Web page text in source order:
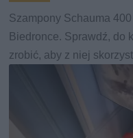
Szampony Schauma
Biedronce. Sprawdź, do
zrobić, aby z niej